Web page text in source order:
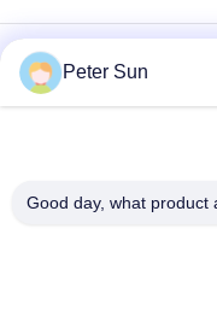
Flexibele
Geïsoleerde Draad
Koperdraad
Peter Sun
Good day, what product